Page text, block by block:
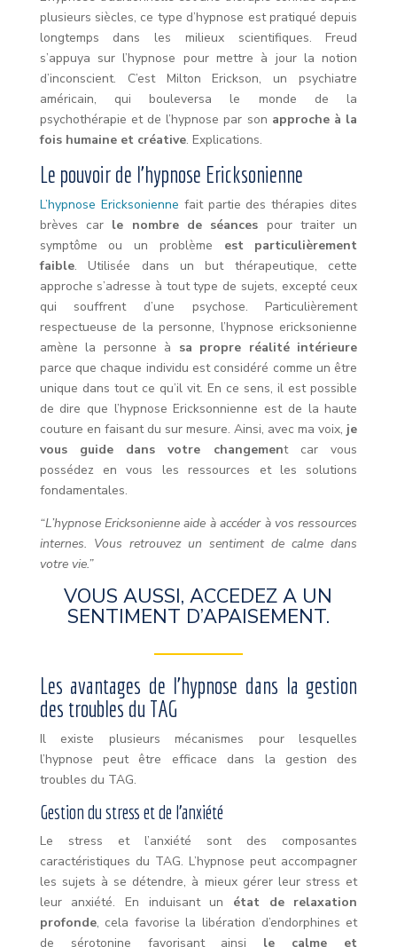
plusieurs siècles, ce type d’hypnose est pratiqué depuis
longtemps dans les milieux scientifiques. Freud
s’appuya sur l’hypnose pour mettre à jour la notion
d’inconscient. C’est Milton Erickson, un psychiatre
américain, qui bouleversa le monde de la
psychothérapie et de l’hypnose par son approche à la
fois humaine et créative. Explications.
Le pouvoir de l’hypnose Ericksonienne
L’hypnose Ericksonienne fait partie des thérapies dites
brèves car le nombre de séances pour traiter un
symptôme ou un problème est particulièrement
faible. Utilisée dans un but thérapeutique, cette
approche s’adresse à tout type de sujets, excepté ceux
qui souffrent d’une psychose. Particulièrement
respectueuse de la personne, l’hypnose ericksonienne
amène la personne à sa propre réalité intérieure
parce que chaque individu est considéré comme un être
unique dans tout ce qu’il vit. En ce sens, il est possible
de dire que l’hypnose Ericksonnienne est de la haute
couture en faisant du sur mesure. Ainsi, avec ma voix, je
vous guide dans votre changement car vous
possédez en vous les ressources et les solutions
fondamentales.
“L’hypnose Ericksonienne aide à accéder à vos ressources
internes. Vous retrouvez un sentiment de calme dans
votre vie.”
VOUS AUSSI, ACCEDEZ A UN
SENTIMENT D’APAISEMENT.
Les avantages de l’hypnose dans la gestion
des troubles du TAG
Il existe plusieurs mécanismes pour lesquelles
l’hypnose peut être efficace dans la gestion des
troubles du TAG.
Gestion du stress et de l’anxiété
Le stress et l’anxiété sont des composantes
caractéristiques du TAG. L’hypnose peut accompagner
les sujets à se détendre, à mieux gérer leur stress et
leur anxiété. En induisant un état de relaxation
profonde, cela favorise la libération d’endorphines et
de sérotonine favorisant ainsi le calme et